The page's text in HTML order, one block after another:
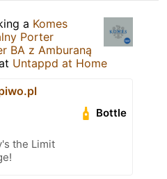
a Komes
Porter
BA z Amburaną
Untappd at Home
Bottle
the Limit